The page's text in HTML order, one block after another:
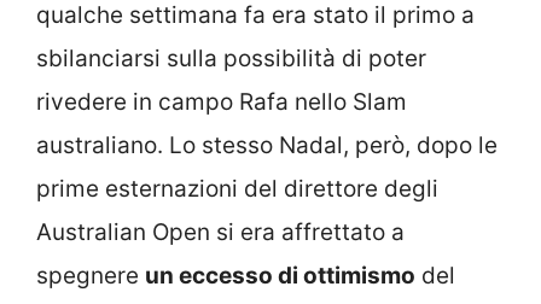
qualche settimana fa era stato il primo a
sbilanciarsi sulla possibilità di poter
rivedere in campo Rafa nello Slam
australiano. Lo stesso Nadal, però, dopo le
prime esternazioni del direttore degli
Australian Open si era affrettato a
spegnere un eccesso di ottimismo del